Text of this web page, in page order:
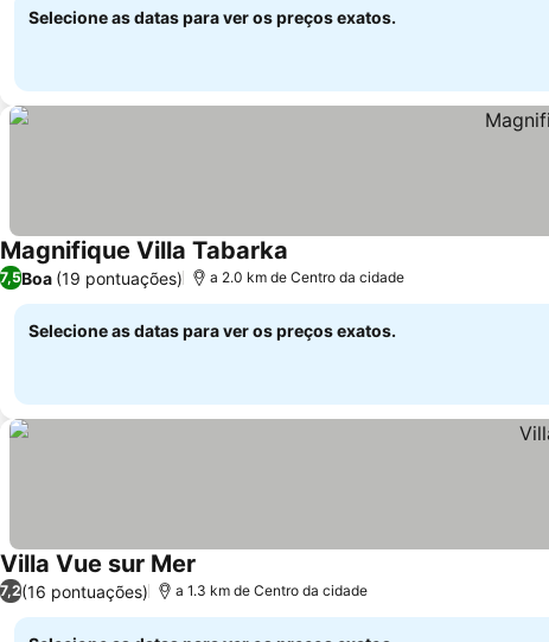
Selecione as datas para ver os preços exatos.
Magnifique Villa Tabarka
7,5Boa (19 pontuações) a 2.0 km de Centro da cidade
Selecione as datas para ver os preços exatos.
Villa Vue sur Mer
7,2(16 pontuações) a 1.3 km de Centro da cidade